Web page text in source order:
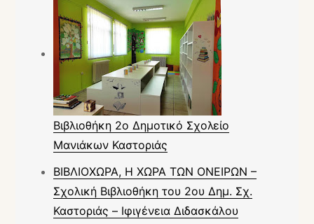
Βιβλιοθήκη 2ο Δημοτικό Σχολείο
Μανιάκων Καστοριάς
ΒΙΒΛΙΟΧΩΡΑ, Η ΧΩΡΑ ΤΩΝ ΟΝΕΙΡΩΝ –
Σχολική Βιβλιοθήκη του 2ου Δημ. Σχ.
Καστοριάς – Ιφιγένεια Διδασκάλου